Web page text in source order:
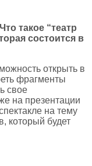
такое “театр
состоится в
открыть в
фрагменты
свое
на презентации
на тему
который будет